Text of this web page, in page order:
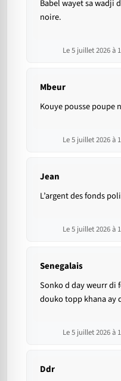
Babel wayet sa wadji
noire.
Le 5 juillet 2026 à
Mbeur
Kouye pousse poupe
Le 5 juillet 2026 à
Jean
L’argent des fonds
Le 5 juillet 2026 à
Senegalais
Sonko d day weurr di
douko topp khana ay
Le 5 juillet 2026 à
Ddr